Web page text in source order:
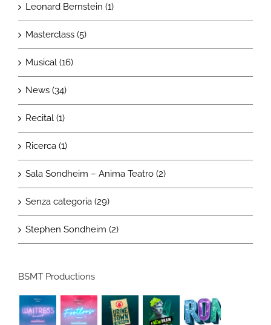
Leonard Bernstein (1)
Masterclass (5)
Musical (16)
News (34)
Recital (1)
Ricerca (1)
Sala Sondheim – Anima Teatro (2)
Senza categoria (29)
Stephen Sondheim (2)
BSMT Productions